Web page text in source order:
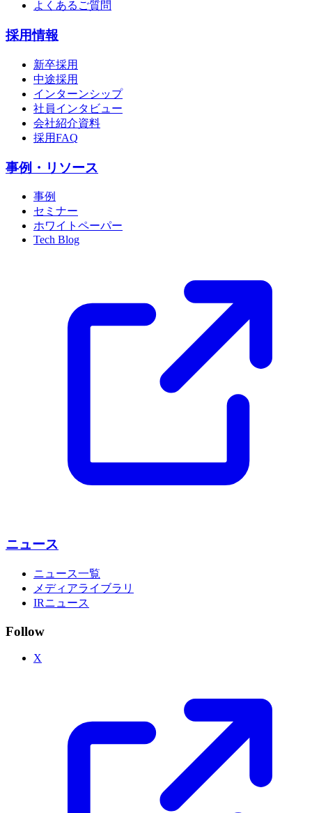
よくあるご質問
採用情報
新卒採用
中途採用
インターンシップ
社員インタビュー
会社紹介資料
採用FAQ
事例・リソース
事例
セミナー
ホワイトペーパー
Tech Blog
ニュース
ニュース一覧
メディアライブラリ
IRニュース
Follow
X